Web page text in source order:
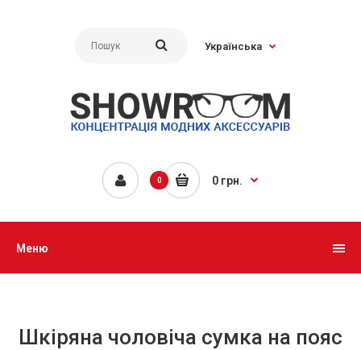
Українська
0 0 грн.
Меню
Шкіряна чоловіча сумка на пояс